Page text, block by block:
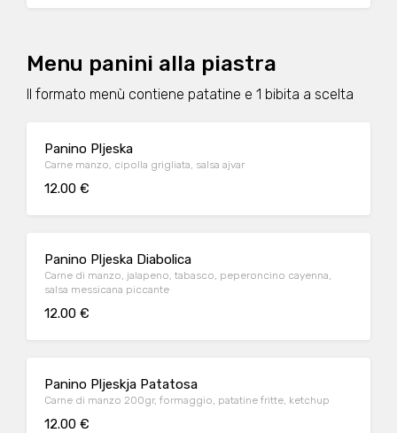
Menu panini alla piastra
Il formato menù contiene patatine e 1 bibita a scelta
Panino Pljeska
Carne manzo, cipolla grigliata, salsa ajvar
12.00 €
Panino Pljeska Diabolica
Carne di manzo, jalapeno, tabasco, peperoncino cayenna,
salsa messicana piccante
12.00 €
Panino Pljeskja Patatosa
Carne di manzo 200gr, formaggio, patatine fritte, ketchup
12.00 €